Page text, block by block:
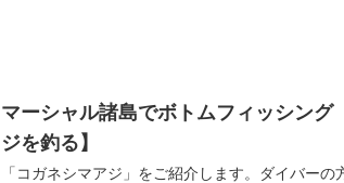
マーシャル諸島でボトムフィッシング
ジを釣る】
「コガネシマアジ」をご紹介します。ダイバーの